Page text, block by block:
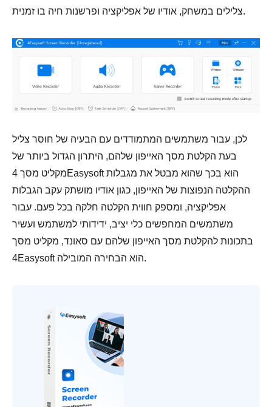
צלילים במשחק, אודיו של אפליקציה ופרשנות חיה בו זמנית.
לכן, עבור משתמשים המתמודדים עם הבעיה של חוסר צליל
בעת הקלטת מסך האייפון שלהם, היתרון הגדול ביותר של
מקליט מסך 4Easysoft הוא בכך שהוא מבטל את מגבלות
ההקלטה הנפוצות של האייפון, כגון אודיו מושתק עקב הגבלות
אפליקציה, ומספק חווית הקלטה חלקה בכל פעם. עבור
משתמשים המחפשים כלי יציב, ידידותי למשתמש ועשיר
בתכונות להקלטת מסך האייפון שלהם עם סאונד, מקליט מסך
4Easysoft הוא הבחירה המובילה.